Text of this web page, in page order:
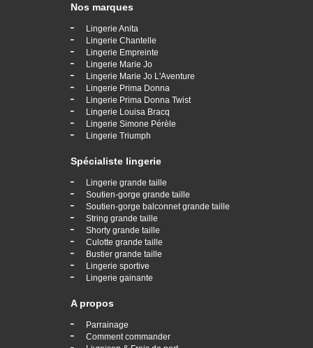
Nos marques
- Lingerie Anita
- Lingerie Chantelle
- Lingerie Empreinte
- Lingerie Marie Jo
- Lingerie Marie Jo L'Aventure
- Lingerie Prima Donna
- Lingerie Prima Donna Twist
- Lingerie Louisa Bracq
- Lingerie Simone Pérèle
- Lingerie Triumph
Spécialiste lingerie
- Lingerie grande taille
- Soutien-gorge grande taille
- Soutien-gorge balconnet grande taille
- String grande taille
- Shorty grande taille
- Culotte grande taille
- Bustier grande taille
- Lingerie sportive
- Lingerie gainante
A propos
- Parrainage
- Comment commander